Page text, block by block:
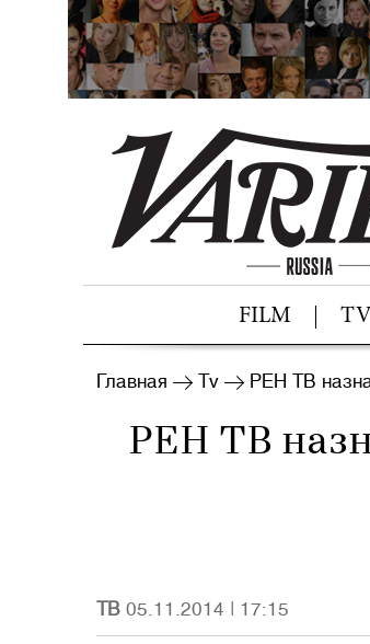
FILM TV
Главная Tv РЕН ТВ
РЕН ТВ
ТВ 05.11.2014 17:15